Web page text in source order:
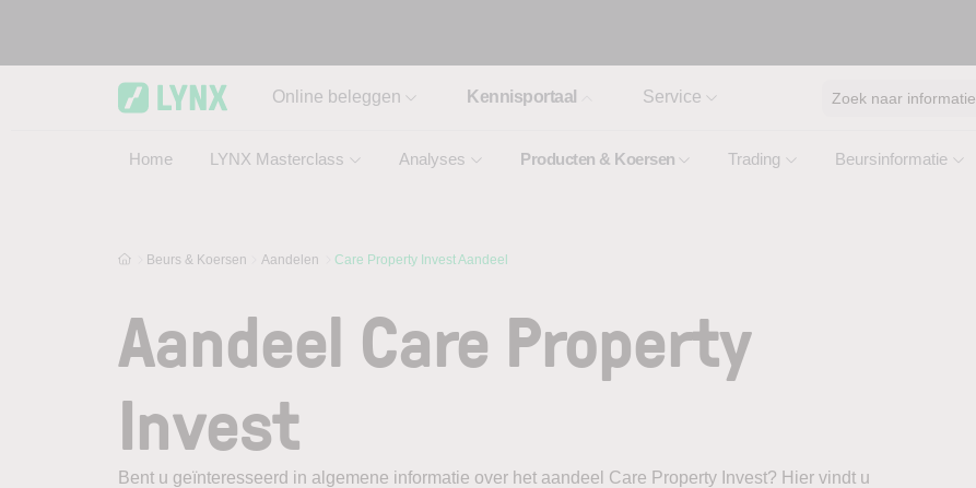
Online beleggen Kennisportaal
Home LYNX Masterclass Analyses Producten & Koersen Trading Beursinformatie
Service Zoek naar informatie
Beurs & Koersen Aandelen Care Property Invest Aandeel
Aandeel Care Property
Invest
Bent u geïnteresseerd in algemene informatie over het aandeel Care Property Invest? Hier vindt u